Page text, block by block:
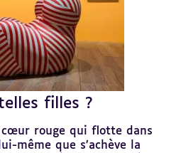
filles ?
rouge qui flotte dans
même que s’achève la